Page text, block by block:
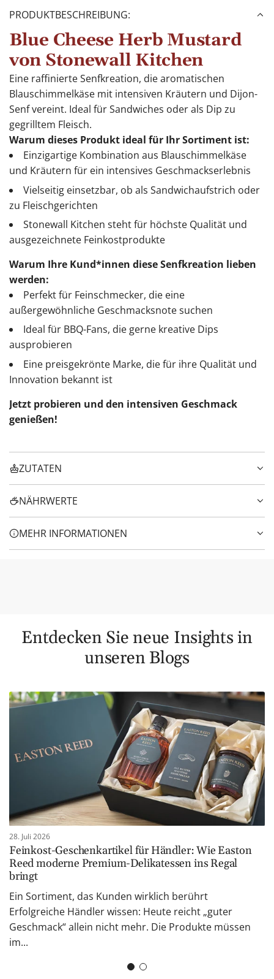
PRODUKTBESCHREIBUNG:
Blue Cheese Herb Mustard
von Stonewall Kitchen
Eine raffinierte Senfkreation, die aromatischen
Blauschimmelkäse mit intensiven Kräutern und Dijon-
Senf vereint. Ideal für Sandwiches oder als Dip zu
gegrilltem Fleisch.
Warum dieses Produkt ideal für Ihr Sortiment ist:
Einzigartige Kombination aus Blauschimmelkäse
und Kräutern für ein intensives Geschmackserlebnis
Vielseitig einsetzbar, ob als Sandwichaufstrich oder
zu Fleischgerichten
Stonewall Kitchen steht für höchste Qualität und
ausgezeichnete Feinkostprodukte
Warum Ihre Kund*innen diese Senfkreation lieben
werden:
Perfekt für Feinschmecker, die eine
außergewöhnliche Geschmacksnote suchen
Ideal für BBQ-Fans, die gerne kreative Dips
ausprobieren
Eine preisgekrönte Marke, die für ihre Qualität und
Innovation bekannt ist
Jetzt probieren und den intensiven Geschmack
genießen!
ZUTATEN
NÄHRWERTE
MEHR INFORMATIONEN
Entdecken Sie neue Insights in
unseren Blogs
28. Juli 2026
Feinkost-Geschenkartikel für Händler: Wie Easton
Reed moderne Premium-Delikatessen ins Regal
bringt
Ein Sortiment, das Kunden wirklich berührt
Erfolgreiche Händler wissen: Heute reicht „guter
Geschmack“ allein nicht mehr. Die Produkte müssen
im...